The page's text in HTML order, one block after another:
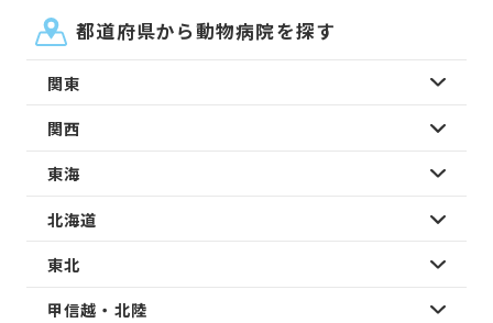
都道府県から動物病院を探す
関東
関西
東海
北海道
東北
甲信越・北陸